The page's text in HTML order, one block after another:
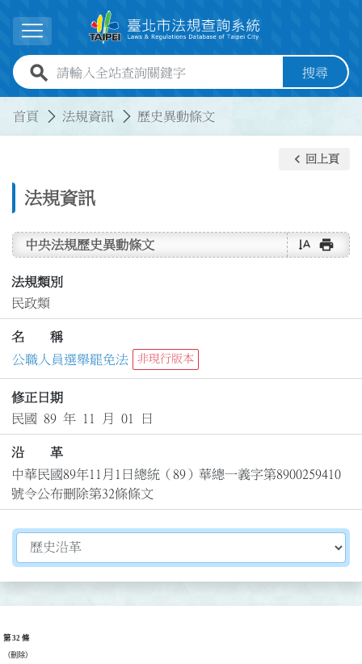
展開選單
全站查詢關鍵字欄位 搜尋
首頁 法規資訊 歷史異動條文
法規資訊
keyboard_arrow_left 回上頁
中央法規歷史異動條文 text_rotate_vertical print
法規類別
民政類
名 稱
公職人員選舉罷免法
非現行版本
修正日期
民國 89 年 11 月 01 日
沿 革
中華民國89年11月1日總統（89）華總一義字第8900259410
號令公布刪除第32條條文
切換選擇法規資訊內容
第 32 條
（刪除）